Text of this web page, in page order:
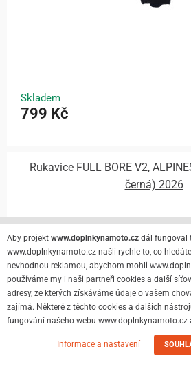
Skladem
799 Kč
Rukavice FULL BORE V2,
černá) 2026
Aby projekt www.doplnkynamoto.cz dál fungoval
www.doplnkynamoto.cz našli rychle to, co
nevhodnou reklamou, abychom mohli
používáme my i naši partneři cookies a další
adresy, ze kterých získáváme údaje o vašem
zajímá. Některé z těchto cookies a dalších
fungování našeho webu www.doplnkynamoto.cz
Informace a nastavení